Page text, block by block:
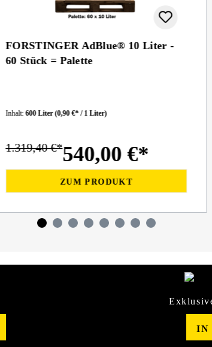
FORSTINGER AdBlue® 10 Liter -
60 Stück = Palette
Inhalt:600 Liter(0,90 €* / 1 Liter)
540,00 €*
1.319,40 €*
ZUM PRODUKT
IN